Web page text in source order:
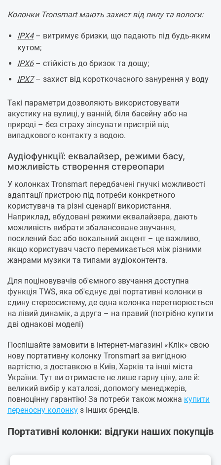
Колонки Tronsmart мають захист від пилу та вологи:
IPX4– витримує бризки, що падають під будь-яким
кутом;
IPX6– стійкість до бризок та дощу;
IPX7– захист від короткочасного занурення у воду
Такі параметри дозволяють використовувати
акустику на вулиці, у ванній, біля басейну або на
природі – без страху зіпсувати пристрій від
випадкового контакту з водою.
Аудіофункції: еквалайзер, режими басу,
можливість створення стереопари
У колонках Tronsmart передбачені гнучкі можливості
адаптації пристрою під потреби конкретного
користувача та різні сценарії використання.
Наприклад, вбудовані режими еквалайзера, дають
можливість вибрати збалансоване звучання,
посилений бас або вокальний акцент – це важливо,
якщо користувач часто перемикається між різними
жанрами музики та типами аудіоконтента.
Для поціновувачів об'ємного звучання доступна
функція TWS, яка об'єднує дві портативні колонки в
єдину стереосистему, де одна колонка перетворюється
на лівий динамік, а друга – на правий (потрібно купити
дві однакові моделі)
Поспішайте замовити в інтернет-магазині «Клік» свою
нову портативну колонку Tronsmart за вигідною
вартістю, з доставкою в Київ, Харків та інші міста
України. Тут ви отримаєте не лише гарну ціну, але й:
великий вибір у каталозі, допомогу менеджерів,
повноцінну гарантію! За потреби також можна купити
переносну колонку з інших брендів.
Портативні колонки: відгуки наших покупців